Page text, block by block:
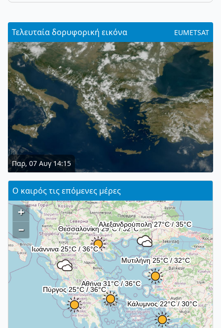
Τελευταία δορυφορική εικόνα EUMETSAT
Παρ, 07 Αυγ 14:15
Ο καιρός τις επόμενες μέρες
+
–